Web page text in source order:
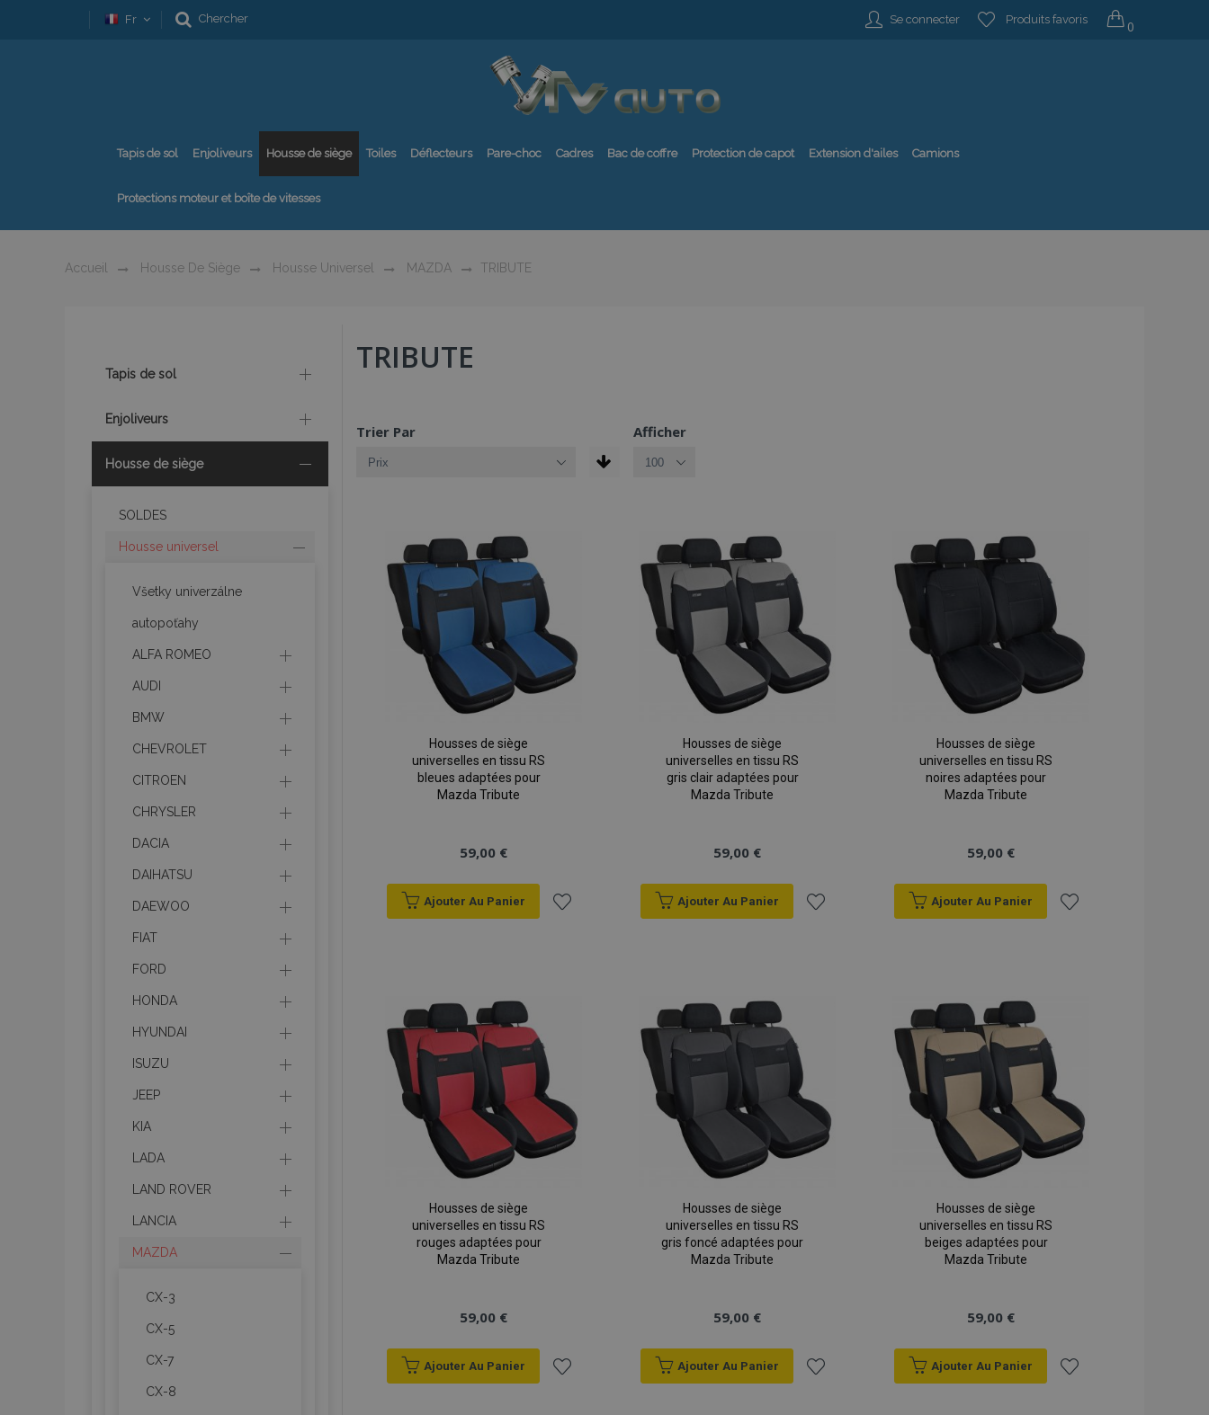
Fr Chercher Se connecter Produits favoris 0
Tapis de sol Enjoliveurs Housse de siège Toiles Déflecteurs Pare-choc Cadres Bac de coffre Protection de capot Extension d'ailes Camions
Protections moteur et boîte de vitesses
Accueil Housse De Siège Housse Universel MAZDA TRIBUTE
TRIBUTE
Trier Par Afficher
Housses de siège
universelles en tissu RS
bleues adaptées pour
Mazda Tribute
59,00 €
Ajouter Au Panier
Housses de siège
universelles en tissu RS
gris clair adaptées pour
Mazda Tribute
59,00 €
Ajouter Au Panier
Housses de siège
universelles en tissu RS
noires adaptées pour
Mazda Tribute
59,00 €
Ajouter Au Panier
Housses de siège
universelles en tissu RS
rouges adaptées pour
Mazda Tribute
59,00 €
Ajouter Au Panier
Housses de siège
universelles en tissu RS
gris foncé adaptées pour
Mazda Tribute
59,00 €
Ajouter Au Panier
Housses de siège
universelles en tissu RS
beiges adaptées pour
Mazda Tribute
59,00 €
Ajouter Au Panier
Tapis de sol
Enjoliveurs
Housse de siège
SOLDES
Housse universel
Všetky univerzálne
autopoťahy
ALFA ROMEO
AUDI
BMW
CHEVROLET
CITROEN
CHRYSLER
DACIA
DAIHATSU
DAEWOO
FIAT
FORD
HONDA
HYUNDAI
ISUZU
JEEP
KIA
LADA
LAND ROVER
LANCIA
MAZDA
CX-3
CX-5
CX-7
CX-8